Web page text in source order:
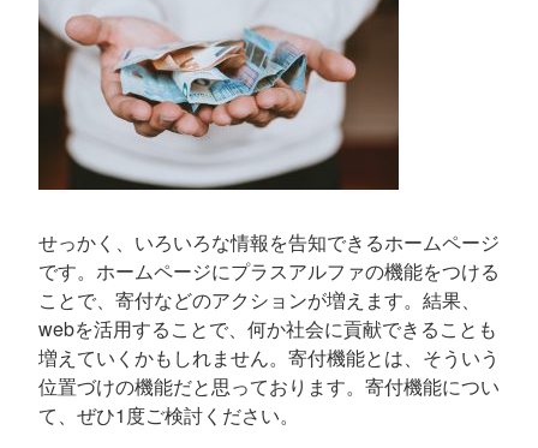
せっかく、いろいろな情報を告知できるホームページ
です。ホームページにプラスアルファの機能をつける
ことで、寄付などのアクションが増えます。結果、
webを活用することで、何か社会に貢献できることも
増えていくかもしれません。寄付機能とは、そういう
位置づけの機能だと思っております。寄付機能につい
て、ぜひ1度ご検討ください。